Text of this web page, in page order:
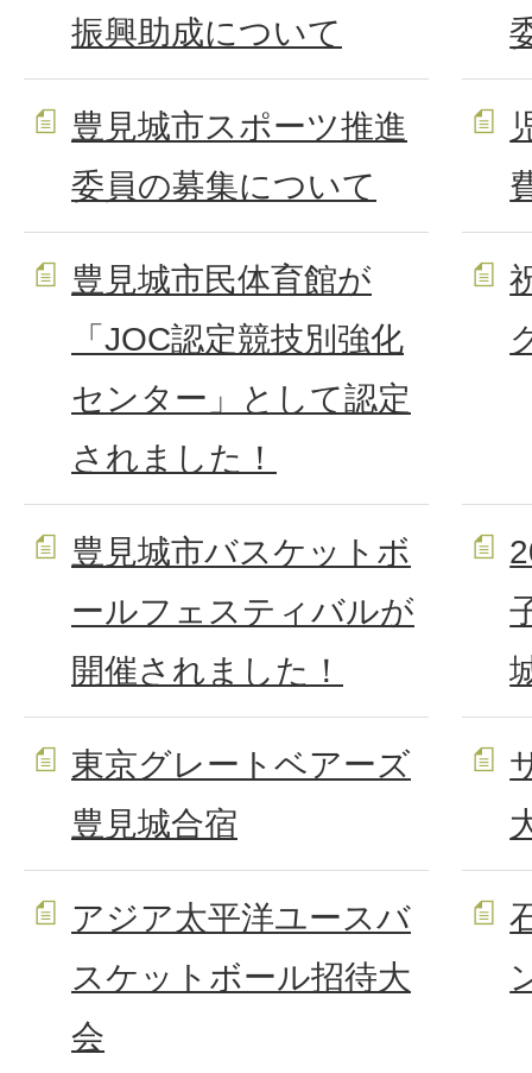
振興助成について
豊見城市スポーツ推進
委員の募集について
豊見城市民体育館が
「JOC認定競技別強化
センター」として認定
されました！
豊見城市バスケットボ
ールフェスティバルが
開催されました！
東京グレートベアーズ
豊見城合宿
アジア太平洋ユースバ
スケットボール招待大
会